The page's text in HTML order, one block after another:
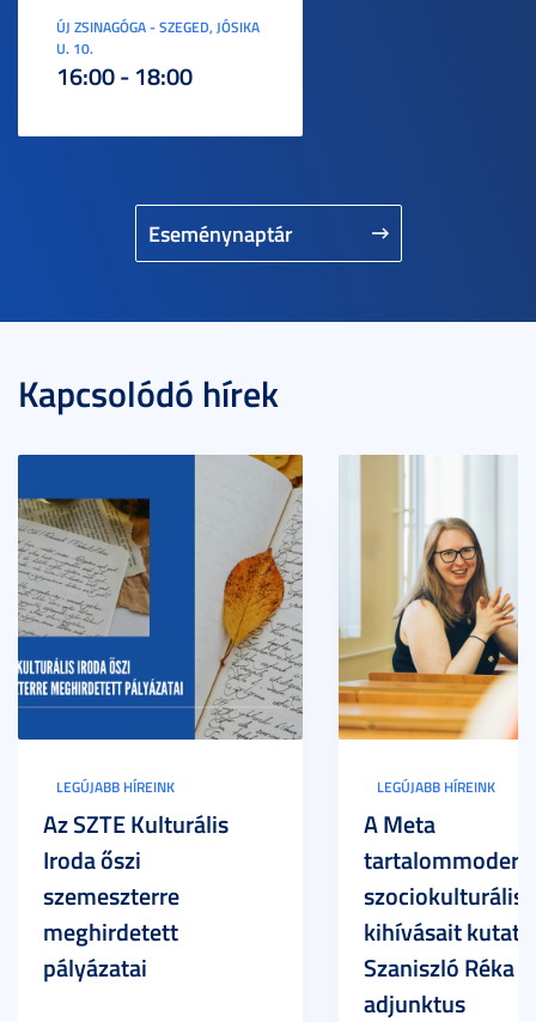
Eseménynaptár
ÚJ ZSINAGÓGA - SZEGED, JÓSIKA
U. 10.
16:00 - 18:00
Kapcsolódó hírek
LEGÚJABB HÍREINK
Az SZTE Kulturális
Iroda őszi
szemeszterre
meghirdetett
pályázatai
LEGÚJABB HÍREINK
A Meta
szociokulturális
kihívásait
Szaniszló Réka
adjunktus